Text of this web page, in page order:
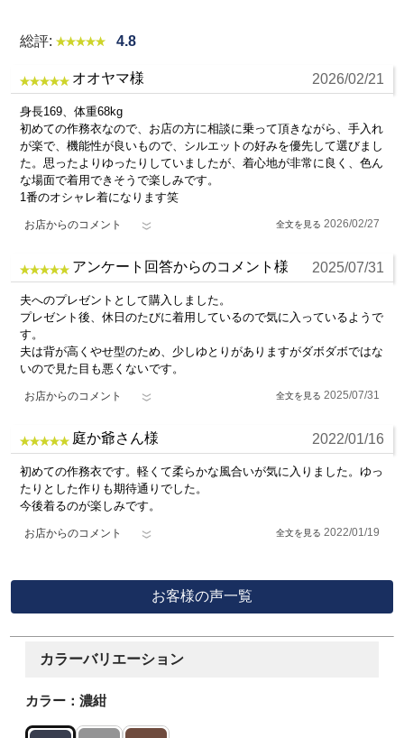
総評: 4.8
オオヤマ様 2026/02/21
身長169、体重68kg
初めての作務衣なので、お店の方に相談に乗って頂きながら、手入れ
が楽で、機能性が良いもので、シルエットの好みを優先して選びまし
た。思ったよりゆったりしていましたが、着心地が非常に良く、色ん
な場面で着用できそうで楽しみです。
1番のオシャレ着になります笑
お店からのコメント 2026/02/27
アンケート回答からのコメント様 2025/07/31
夫へのプレゼントとして購入しました。
プレゼント後、休日のたびに着用しているので気に入っているようで
す。
夫は背が高くやせ型のため、少しゆとりがありますがダボダボではな
いので見た目も悪くないです。
お店からのコメント 2025/07/31
庭か爺さん様 2022/01/16
初めての作務衣です。軽くて柔らかな風合いが気に入りました。ゆっ
たりとした作りも期待通りでした。
今後着るのが楽しみです。
お店からのコメント 2022/01/19
お客様の声一覧
カラーバリエーション
カラー：濃紺